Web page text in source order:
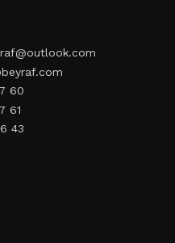
60
61
43